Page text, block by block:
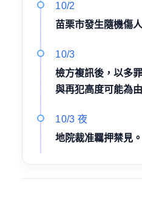
10/2
苗栗市發生隨機傷
10/3
檢方複訊後，以多
與再犯高度可能為
10/3 夜
地院裁准羈押禁見。